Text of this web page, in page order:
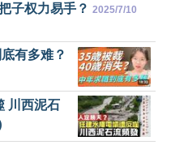
子权力易手？ 2025/7/10
有多难？
川西泥石